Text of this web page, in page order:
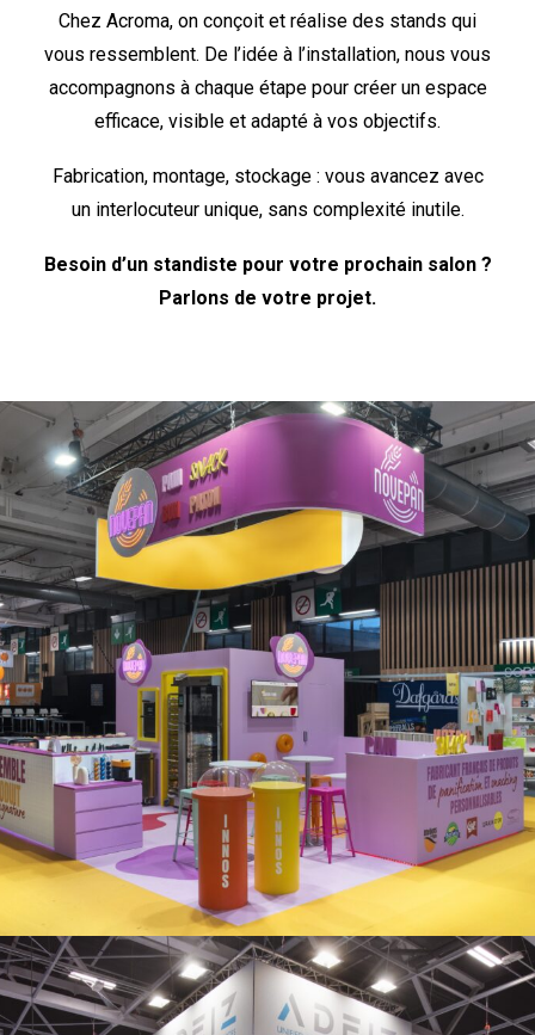
Chez Acroma, on conçoit et réalise des stands qui
vous ressemblent. De l’idée à l’installation, nous vous
accompagnons à chaque étape pour créer un espace
efficace, visible et adapté à vos objectifs.
Fabrication, montage, stockage : vous avancez avec
un interlocuteur unique, sans complexité inutile.
Besoin d’un standiste pour votre prochain salon ?
Parlons de votre projet.